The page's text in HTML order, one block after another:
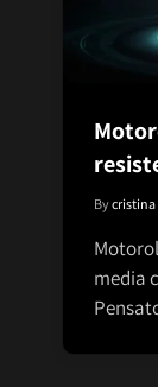
Bycristina
media